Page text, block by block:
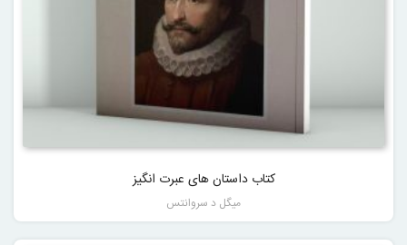
کتاب داستان های عبرت انگیز
میگل د سروانتس